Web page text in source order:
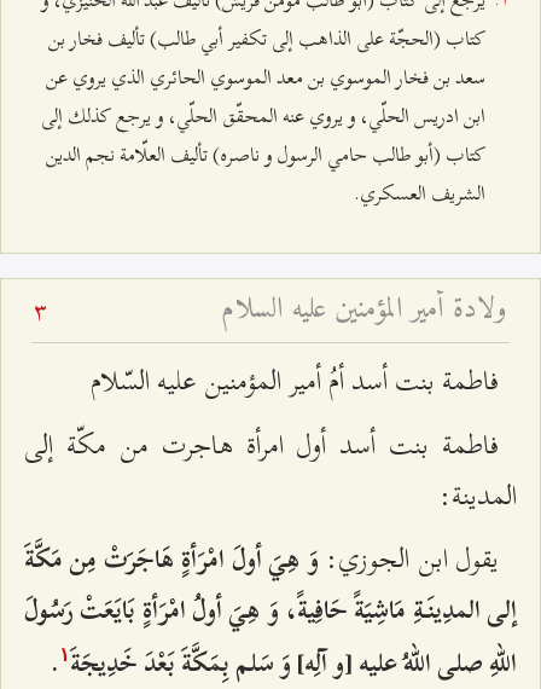
كتاب (الحجّة على الذاهب إلى تكفير أبي طالب) تأليف فخار بن
سعد بن فخار الموسوي‌ بن معد الموسوي الحائري الذي يروي عن
ابن ادريس الحلّي، و يروي عنه المحقّق الحلّي، و يرجع كذلك إلى
كتاب (أبو طالب حامي الرسول و ناصره) تأليف العلّامة نجم الدين
الشريف العسكري.
ولادة أمير المؤمنين عليه السلام 3
فاطمة بنت أسد أمُ أمير المؤمنين عليه السّلام‌
فاطمة بنت أسد أول امرأة هاجرت من مكّة إلى
المدينة:
يقول ابن الجوزي: وَ هِيَ أولَ امْرَأةٍ هَاجَرَتْ مِن مَكَّةَ
إلى المدِينَةِ مَاشِيَةً حَافِيةً، وَ هِيَ أولُ امْرَأةٍ بَايَعَتْ رَسُولَ
اللهِ صلى اللهُ عليه [و آلِه‌] وَ سَلم بِمَكَّةَ بَعْدَ خَدِيجَةَ۱ .